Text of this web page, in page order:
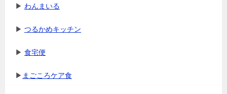
▶ わんまいる
▶ つるかめキッチン
▶ 食宅便
▶ まごころケア食